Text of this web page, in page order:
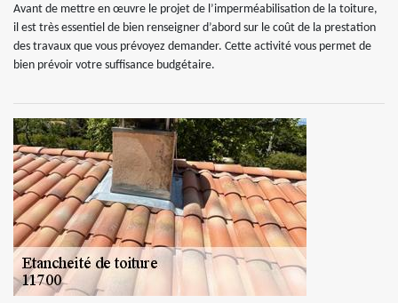
Avant de mettre en œuvre le projet de l’imperméabilisation de la toiture,
il est très essentiel de bien renseigner d’abord sur le coût de la prestation
des travaux que vous prévoyez demander. Cette activité vous permet de
bien prévoir votre suffisance budgétaire.